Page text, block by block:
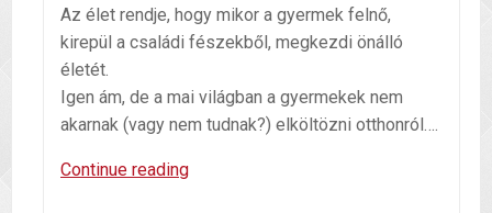
Az élet rendje, hogy mikor a gyermek felnő,
kirepül a családi fészekből, megkezdi önálló
életét.
Igen ám, de a mai világban a gyermekek nem
akarnak (vagy nem tudnak?) elköltözni otthonról….
Continue readingÖnállóságra